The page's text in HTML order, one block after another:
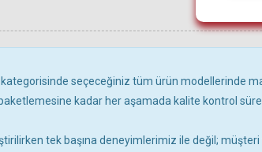
kategorisinde seçeceğiniz tüm ürün modellerinde
kadar her aşamada kalite kontrol
tek başına deneyimlerimiz ile değil;